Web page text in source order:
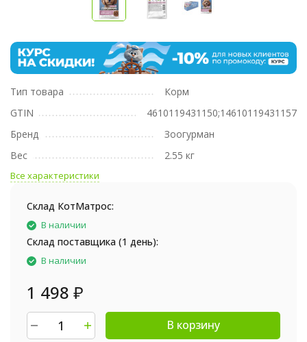
Тип товара
Корм
GTIN
4610119431150;14610119431157
Бренд
Зоогурман
Вес
2.55 кг
Все характеристики
Склад КотМатрос:
В наличии
Склад поставщика (1 день):
В наличии
1 498 ₽
В корзину